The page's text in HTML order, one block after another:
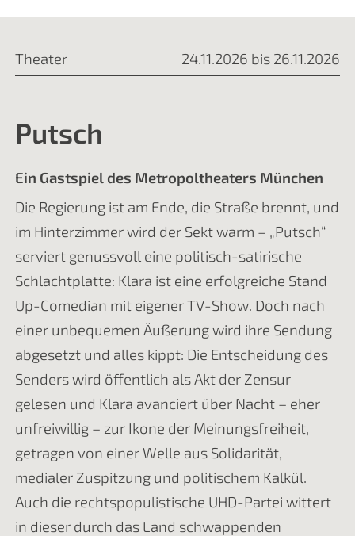
Theater 24.11.2026 bis 26.11.2026
Putsch
Ein Gastspiel des Metropoltheaters München
Die Regierung ist am Ende, die Straße brennt, und
im Hinterzimmer wird der Sekt warm – „Putsch“
serviert genussvoll eine politisch-satirische
Schlachtplatte: Klara ist eine erfolgreiche Stand
Up-Comedian mit eigener TV-Show. Doch nach
einer unbequemen Äußerung wird ihre Sendung
abgesetzt und alles kippt: Die Entscheidung des
Senders wird öffentlich als Akt der Zensur
gelesen und Klara avanciert über Nacht – eher
unfreiwillig – zur Ikone der Meinungsfreiheit,
getragen von einer Welle aus Solidarität,
medialer Zuspitzung und politischem Kalkül.
Auch die rechtspopulistische UHD-Partei wittert
in dieser durch das Land schwappenden